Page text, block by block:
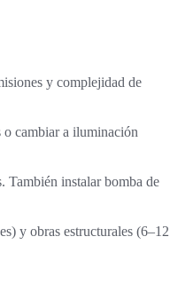
y complejidad de
o cambiar a iluminación
También instalar bomba de
y obras estructurales (6–12